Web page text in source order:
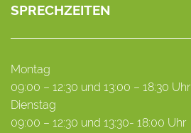
SPRECHZEITEN
Montag
09:00 – 12:30 und 13:00 – 18:30 Uhr
Dienstag
09:00 – 12:30 und 13:30- 18:00 Uhr